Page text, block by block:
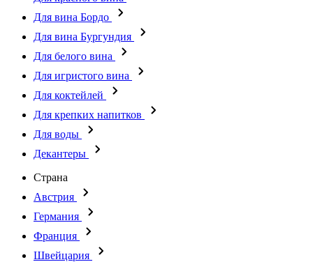
Для вина Бордо
Для вина Бургундия
Для белого вина
Для игристого вина
Для коктейлей
Для крепких напитков
Для воды
Декантеры
Страна
Австрия
Германия
Франция
Швейцария